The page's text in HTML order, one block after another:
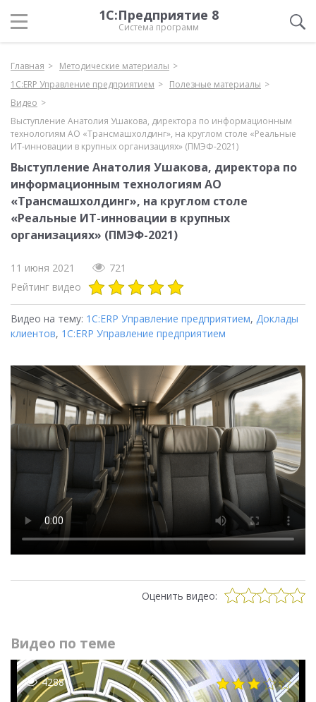
1С:Предприятие 8
Система программ
Главная
Методические материалы
1С:ERP Управление предприятием
Полезные материалы
Видео
Выступление Анатолия Ушакова, директора по информационным
технологиям АО «Трансмашхолдинг», на круглом столе «Реальные
ИТ-инновации в крупных организациях» (ПМЭФ-2021)
Выступление Анатолия Ушакова, директора по
информационным технологиям АО
«Трансмашхолдинг», на круглом столе
«Реальные ИТ-инновации в крупных
организациях» (ПМЭФ-2021)
11 июня 2021
721
Рейтинг видео
Видео на тему: 1С:ERP Управление предприятием, Доклады
клиентов, 1С:ERP Управление предприятием
Оценить видео:
Видео по теме
4288